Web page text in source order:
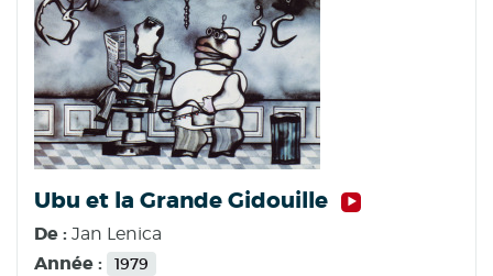
Ubu et la Grande Gidouille
De : Jan Lenica
Année : 1979